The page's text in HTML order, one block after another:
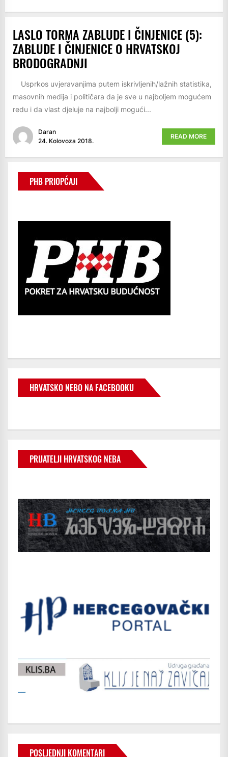
LASLO TORMA ZABLUDE I ČINJENICE (5):
ZABLUDE I ČINJENICE O HRVATSKOJ
BRODOGRADNJI
Usprkos uvjeravanjima putem iskrivljenih/lažnih statistika,
masovnih medija i političara da je sve u najboljem mogućem
redu i da vlast djeluje na najbolji mogući...
Daran
24. Kolovoza 2018.
READ MORE
PHB PRIOPĆAJI
HRVATSKO NEBO NA FACEBOOKU
PRIJATELJI HRVATSKOG NEBA
POSLJEDNJI KOMENTARI